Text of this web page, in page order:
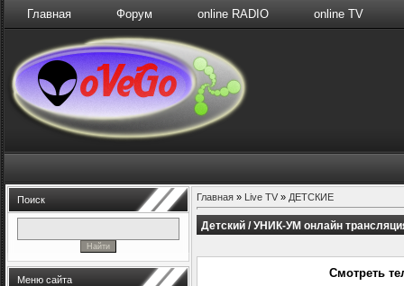
Главная Форум online RADIO online TV
Поиск
Меню сайта
Главная » Live TV » ДЕТСКИЕ
Детский / УНИК-УМ онлайн
Смотреть